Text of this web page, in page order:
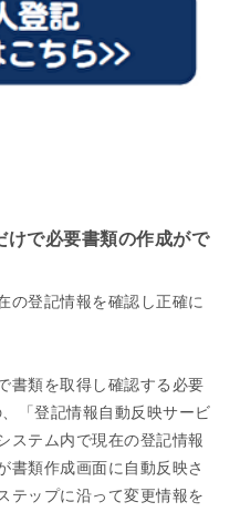
けで必要書類の作成がで
の登記情報を確認し正確に
書類を取得し確認する必要
「登記情報自動反映サービ
ステム内で現在の登記情報
書類作成画面に自動反映さ
テップに沿って変更情報を